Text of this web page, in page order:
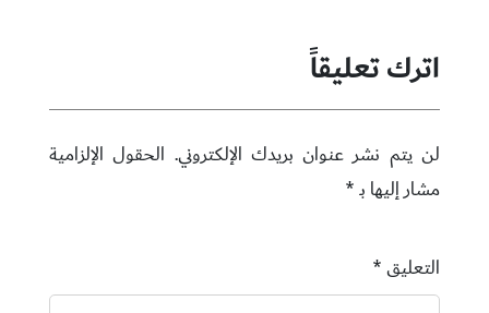
اترك تعليقاً
لن يتم نشر عنوان بريدك الإلكتروني. الحقول الإلزامية
مشار إليها بـ*
التعليق*